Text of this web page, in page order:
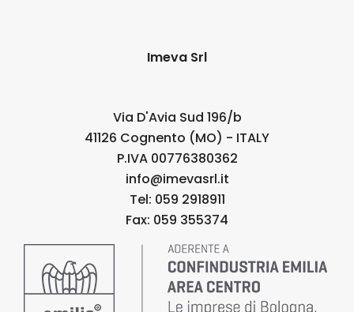
Imeva Srl
Via D'Avia Sud 196/b
41126 Cognento (MO) - ITALY
P.IVA 00776380362
info@imevasrl.it
Tel: 059 2918911
Fax: 059 355374